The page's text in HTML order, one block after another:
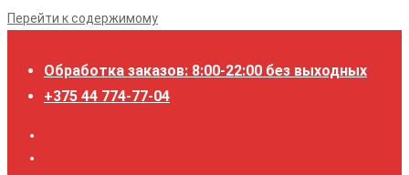
Перейти к содержимому
Обработка заказов: 8:00-22:00 без выходных
+375 44 774-77-04